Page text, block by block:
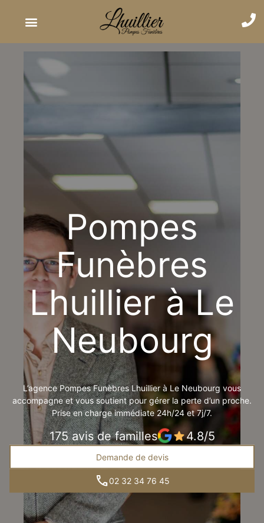
Pompes
Funèbres
Lhuillier à Le
Neubourg
L’agence Pompes Funèbres Lhuillier à Le Neubourg vous
accompagne et vous soutient pour gérer la perte d’un proche.
Prise en charge immédiate 24h/24 et 7j/7.
175 avis de familles 4.8/5
Demande de devis
02 32 34 76 45